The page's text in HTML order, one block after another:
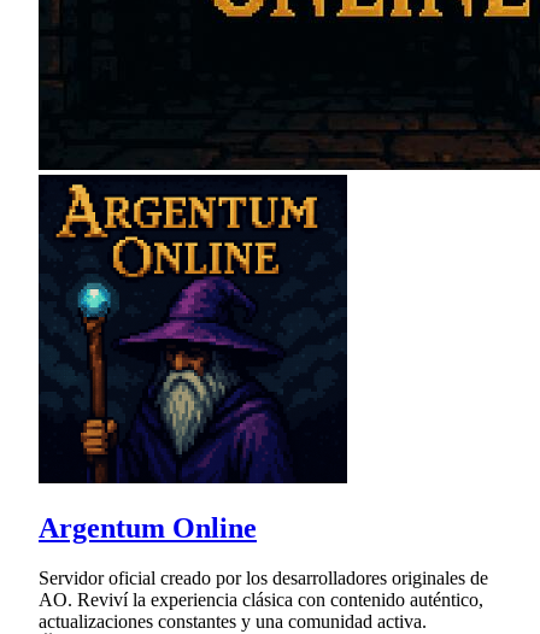
Argentum Online
Servidor oficial creado por los desarrolladores originales de
AO. Reviví la experiencia clásica con contenido auténtico,
actualizaciones constantes y una comunidad activa.